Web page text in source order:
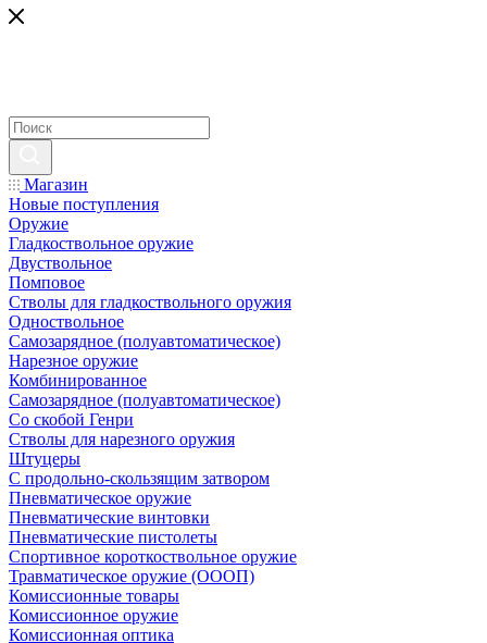
Магазин
Новые поступления
Оружие
Гладкоствольное оружие
Двуствольное
Помповое
Стволы для гладкоствольного оружия
Одноствольное
Самозарядное (полуавтоматическое)
Нарезное оружие
Комбинированное
Самозарядное (полуавтоматическое)
Со скобой Генри
Стволы для нарезного оружия
Штуцеры
С продольно-скользящим затвором
Пневматическое оружие
Пневматические винтовки
Пневматические пистолеты
Спортивное короткоствольное оружие
Травматическое оружие (ОООП)
Комиссионные товары
Комиссионное оружие
Комиссионная оптика